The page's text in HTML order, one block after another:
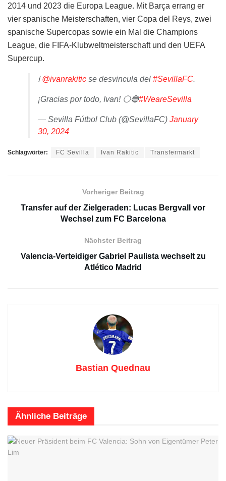
2014 und 2023 die Europa League. Mit Barça errang er
vier spanische Meisterschaften, vier Copa del Reys, zwei
spanische Supercopas sowie ein Mal die Champions
League, die FIFA-Klubweltmeisterschaft und den UEFA
Supercup.
ℹ️@ivanrakitic se desvincula del #SevillaFC.
¡Gracias por todo, Ivan! ⚪️🔴#WeareSevilla
— Sevilla Fútbol Club (@SevillaFC) January
30, 2024
Schlagwörter: FC Sevilla Ivan Rakitic Transfermarkt
Vorheriger Beitrag
Transfer auf der Zielgeraden: Lucas Bergvall vor
Wechsel zum FC Barcelona
Nächster Beitrag
Valencia-Verteidiger Gabriel Paulista wechselt zu
Atlético Madrid
Bastian Quednau
Ähnliche Beiträge